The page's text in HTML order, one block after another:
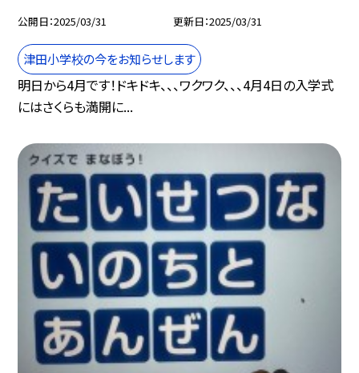
公開日 2025/03/31 更新日 2025/03/31
津田小学校の今をお知らせします
明日から4月です！ドキドキ、、、ワクワク、、、4月4日の入学式
にはさくらも満開に...